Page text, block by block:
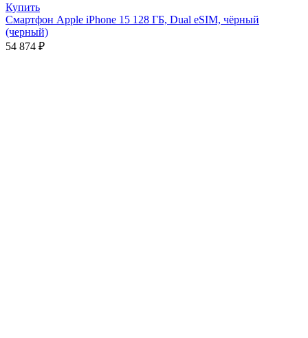
Купить
Смартфон Apple iPhone 15 128 ГБ, Dual eSIM, чёрный
(черный)
54 874 ₽